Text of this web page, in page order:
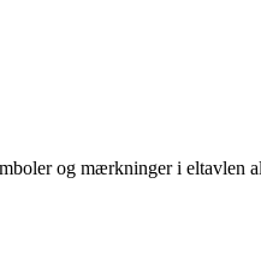
og mærkninger i eltavlen